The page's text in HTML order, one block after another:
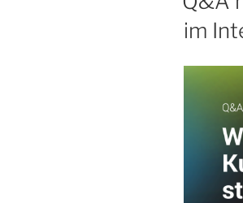
im